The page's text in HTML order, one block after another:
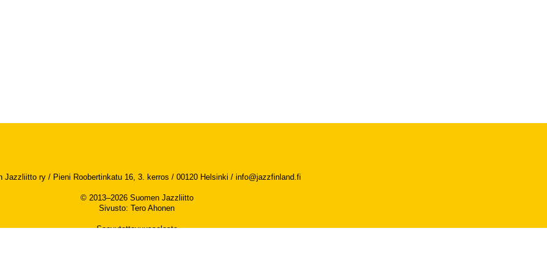
Jazzliitto ry / Pieni Roobertinkatu 16, 3. kerros / 00120 Helsinki / info@jazzfinland.fi
© 2013–2026 Suomen Jazzliitto
Sivusto: Tero Ahonen
Saavutettavuusseloste